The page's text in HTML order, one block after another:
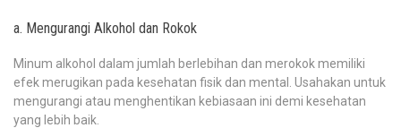
a. Mengurangi Alkohol dan Rokok
Minum alkohol dalam jumlah berlebihan dan merokok memiliki
efek merugikan pada kesehatan fisik dan mental. Usahakan untuk
mengurangi atau menghentikan kebiasaan ini demi kesehatan
yang lebih baik.